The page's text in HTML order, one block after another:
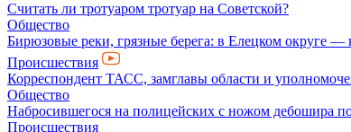
Считать ли тротуаром тротуар на Советской?
Общество
Бирюзовые реки, грязные берега: в Елецком округе —
Происшествия
Корреспондент ТАСС, замглавы области и
Общество
Набросившегося на полицейских с ножом дебошира
Происшествия